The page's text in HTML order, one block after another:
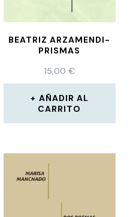
BEATRIZ ARZAMENDI-
PRISMAS
15,00 €
AÑADIR AL
CARRITO